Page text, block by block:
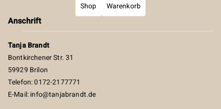
Shop Warenkorb
Anschrift
Tanja Brandt
Bontkirchener Str. 31
59929 Brilon
Telefon: 0172-2177771
E-Mail:info@tanjabrandt.de